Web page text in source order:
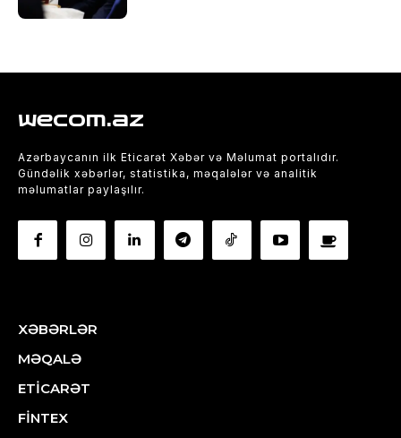
wecom.az
Azərbaycanın ilk Eticarət Xəbər və Məlumat portalıdır.
Gündəlik xəbərlər, statistika, məqalələr və analitik
məlumatlar paylaşılır.
XƏBƏRLƏR
MƏQALƏ
ETİCARƏT
FİNTEX